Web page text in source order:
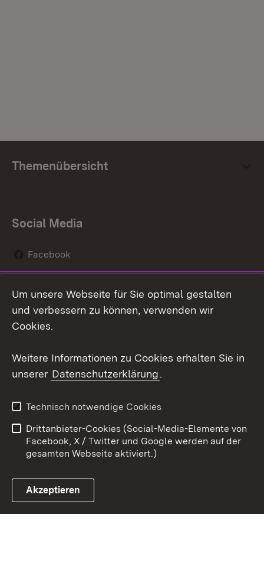
Themenübersicht
Social Media
Facebook
Social Wall
Youtube
Link zum Landesportal
Kontakt
Datenschutz
Barrierefreiheit
Impressum Cookies
Um unsere Webseite für Sie optimal gestalten
und verbessern zu können, verwenden wir
Cookies.
Weitere Informationen zu Cookies erhalten Sie in
unserer Datenschutzerklärung.
Technisch notwendige Cookies
Drittanbieter-Cookies (Social-Media-Elemente von
Facebook, X / Twitter und Google werden auf der
gesamten Webseite aktiviert.)
Akzeptieren